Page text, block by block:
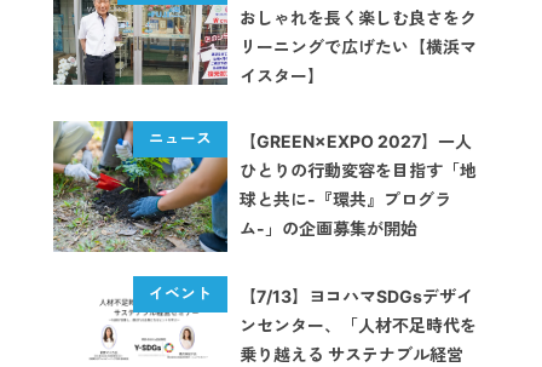
おしゃれを長く楽しむ良さをク
リーニングで広げたい【横浜マ
イスター】
【GREEN×EXPO 2027】一人
ひとりの行動変容を目指す「地
球と共に-『環共』プログラ
ム-」の企画募集が開始
【7/13】ヨコハマSDGsデザイ
ンセンター、「人材不足時代を
乗り越える サステナブル経営